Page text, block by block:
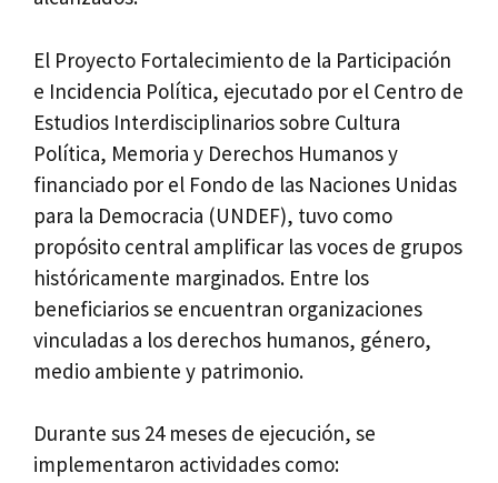
El Proyecto Fortalecimiento de la Participación
e Incidencia Política, ejecutado por el Centro de
Estudios Interdisciplinarios sobre Cultura
Política, Memoria y Derechos Humanos y
financiado por el Fondo de las Naciones Unidas
para la Democracia (UNDEF), tuvo como
propósito central amplificar las voces de grupos
históricamente marginados. Entre los
beneficiarios se encuentran organizaciones
vinculadas a los derechos humanos, género,
medio ambiente y patrimonio.
Durante sus 24 meses de ejecución, se
implementaron actividades como: